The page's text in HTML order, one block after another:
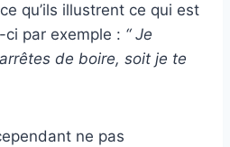
qu’ils illustrent ce qui est
par exemple : “ Je
de boire, soit je te
ne pas